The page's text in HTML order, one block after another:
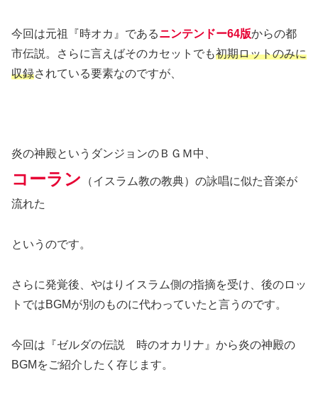
今回は元祖『時オカ』であるニンテンドー64版からの都
市伝説。さらに言えばそのカセットでも初期ロットのみに
収録されている要素なのですが、
炎の神殿というダンジョンのＢＧＭ中、
コーラン
（イスラム教の教典）の詠唱に似た音楽が
流れた
というのです。
さらに発覚後、やはりイスラム側の指摘を受け、後のロッ
トではBGMが別のものに代わっていたと言うのです。
今回は『ゼルダの伝説 時のオカリナ』から炎の神殿の
BGMをご紹介したく存じます。